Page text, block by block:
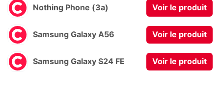
Nothing Phone (3a) Voir le produit
Samsung Galaxy A56 Voir le produit
Samsung Galaxy S24 FE Voir le produit